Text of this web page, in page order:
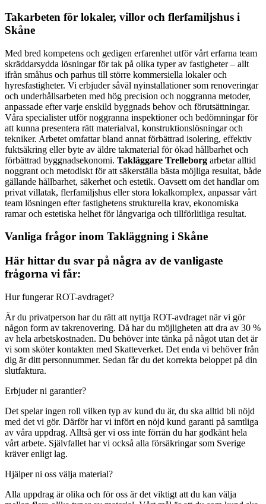
Takarbeten för lokaler, villor och flerfamiljshus i
Skåne
Med bred kompetens och gedigen erfarenhet utför vårt erfarna team
skräddarsydda lösningar för tak på olika typer av fastigheter – allt
ifrån småhus och parhus till större kommersiella lokaler och
hyresfastigheter. Vi erbjuder såväl nyinstallationer som renoveringar
och underhållsarbeten med hög precision och noggranna metoder,
anpassade efter varje enskild byggnads behov och förutsättningar.
Våra specialister utför noggranna inspektioner och bedömningar för
att kunna presentera rätt materialval, konstruktionslösningar och
tekniker. Arbetet omfattar bland annat förbättrad isolering, effektiv
fuktsäkring eller byte av äldre takmaterial för ökad hållbarhet och
förbättrad byggnadsekonomi. Takläggare Trelleborg arbetar alltid
noggrant och metodiskt för att säkerställa bästa möjliga resultat, både
gällande hållbarhet, säkerhet och estetik. Oavsett om det handlar om
privat villatak, flerfamiljshus eller stora lokalkomplex, anpassar vårt
team lösningen efter fastighetens strukturella krav, ekonomiska
ramar och estetiska helhet för långvariga och tillförlitliga resultat.
Vanliga frågor inom Takläggning i Skåne
Här hittar du svar på några av de vanligaste
frågorna vi får:
Hur fungerar ROT-avdraget?
Är du privatperson har du rätt att nyttja ROT-avdraget när vi gör
någon form av takrenovering. Då har du möjligheten att dra av 30 %
av hela arbetskostnaden. Du behöver inte tänka på något utan det är
vi som sköter kontakten med Skatteverket. Det enda vi behöver från
dig är ditt personnummer. Sedan får du det korrekta beloppet på din
slutfaktura.
Erbjuder ni garantier?
Det spelar ingen roll vilken typ av kund du är, du ska alltid bli nöjd
med det vi gör. Därför har vi infört en nöjd kund garanti på samtliga
av våra uppdrag. Alltså ger vi oss inte förrän du har godkänt hela
vårt arbete. Självfallet har vi också alla försäkringar som Sverige
kräver enligt lag.
Hjälper ni oss välja material?
Alla uppdrag är olika och för oss är det viktigt att du kan välja